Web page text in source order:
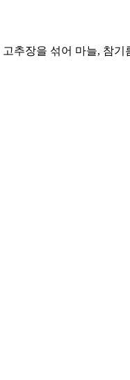
추장을 섞어 마늘, 참